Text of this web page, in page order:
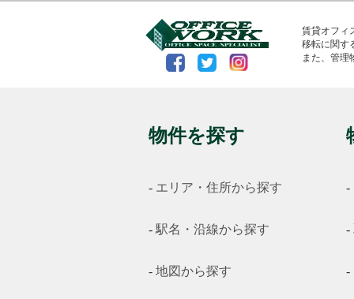
賃貸オフィ
移転に関す
また、管理
物件を探す
エリア・住所から探す
駅名・沿線から探す
地図から探す